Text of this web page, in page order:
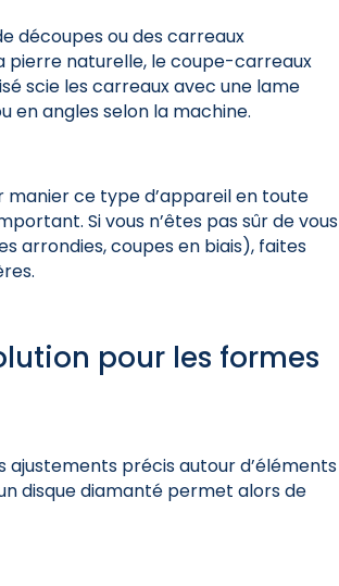
découpes ou des carreaux
pierre naturelle, le coupe-carreaux
scie les carreaux avec une lame
en angles selon la machine.
manier ce type d’appareil en toute
Si vous n’êtes pas sûr de vous
arrondies, coupes en biais), faites
pour les formes
ajustements précis autour d’éléments
disque diamanté permet alors de